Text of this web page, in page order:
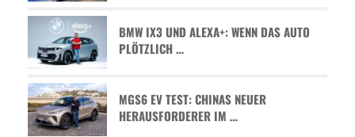
BMW IX3 UND ALEXA+: WENN DAS AUTO
PLÖTZLICH …
MGS6 EV TEST: CHINAS NEUER
HERAUSFORDERER IM …